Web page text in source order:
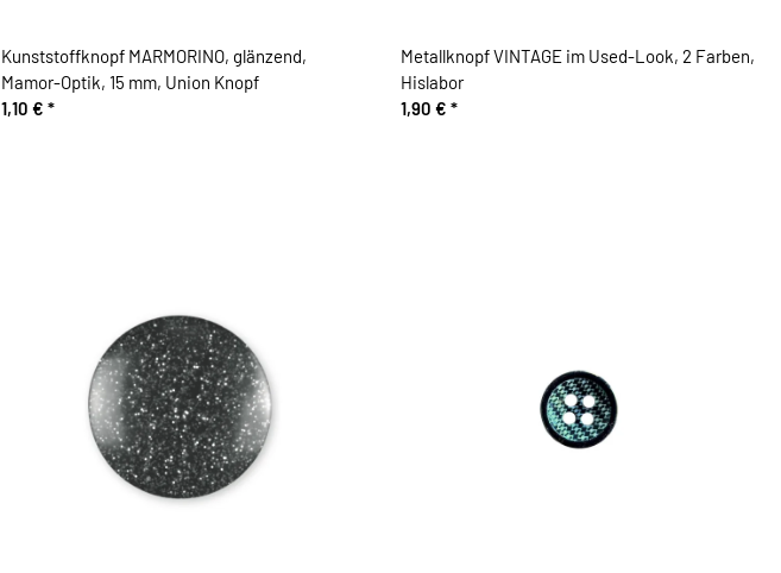
Kunststoffknopf MARMORINO, glänzend,
Mamor-Optik, 15 mm, Union Knopf
1,10 € *
Metallknopf VINTAGE im Used-Look, 2 Farben,
Hislabor
1,90 € *